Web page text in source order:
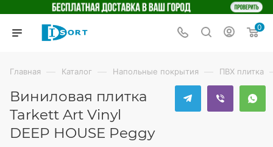
0
Главная — Каталог — Напольные покрытия — ПВХ плитка
Виниловая плитка
Tarkett Art Vinyl
DEEP HOUSE Peggy